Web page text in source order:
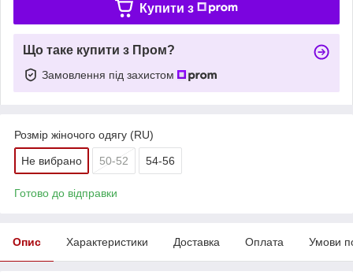
Купити з
Що таке купити з Пром?
Замовлення під захистом
Розмір жіночого одягу (RU)
Не вибрано 50-52 54-56
Готово до відправки
Опис Характеристики Доставка Оплата Умови